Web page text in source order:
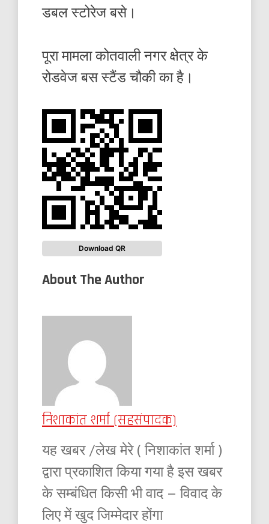
डबल स्टोरेज बसे।
पूरा मामला कोतवाली नगर क्षेत्र के
रोडवेज बस स्टैंड चौकी का है।
Download QR
About The Author
निशाकांत शर्मा (सहसंपादक)
यह खबर /लेख मेरे ( निशाकांत शर्मा )
द्वारा प्रकाशित किया गया है इस खबर
के सम्बंधित किसी भी वाद – विवाद के
लिए में खुद जिम्मेदार होंगा